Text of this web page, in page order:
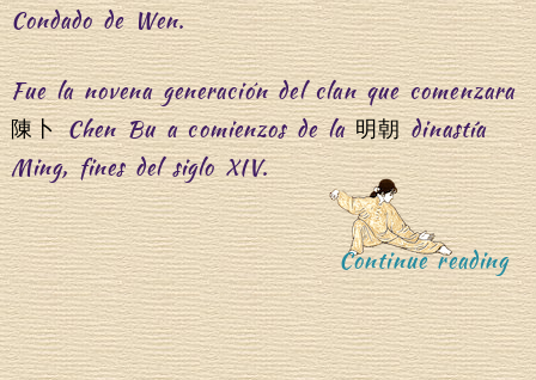
Condado de Wen.
Fue la novena generación del clan que comenzara
陳卜Chen Bu a comienzos de la明朝dinastía
Ming, fines del siglo XIV.
Continue reading“